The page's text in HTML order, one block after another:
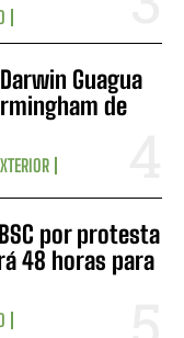
Guagua
de
por protesta
48 horas para